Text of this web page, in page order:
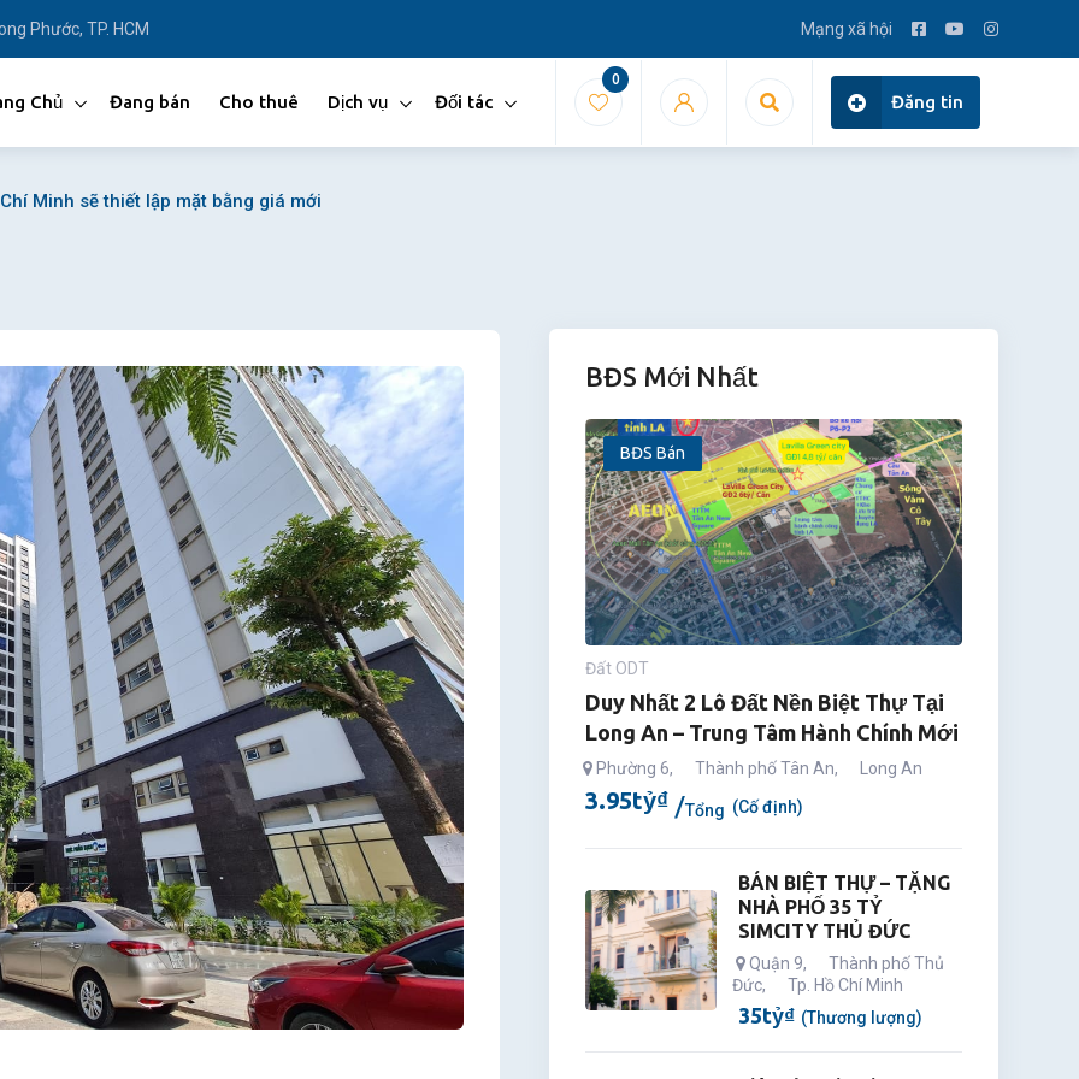
Phước, TP. HCM Mạng xã hội
Chủ Đang bán Cho thuê Dịch vụ Đối tác
0
Đăng tin
Minh sẽ thiết lập mặt bằng giá mới
BĐS Mới Nhất
BĐS Bán
Đất ODT
Duy Nhất 2 Lô Đất Nền Biệt Thự Tại
Long An – Trung Tâm Hành Chính Mới
Phường 6, Thành phố Tân An, Long An
3.95tỷ₫ Tổng (Cố định)
BÁN BIỆT THỰ – TẶNG
NHÀ PHỐ 35 TỶ
SIMCITY THỦ ĐỨC
Quận 9,
Thành phố Thủ
Đức, Tp. Hồ Chí Minh
35tỷ₫ (Thương lượng)